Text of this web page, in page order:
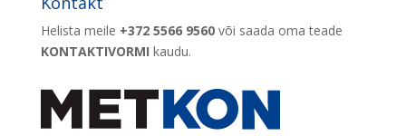
Helista meile +372 5566 9560või saada oma teade
KONTAKTIVORMI kaudu.